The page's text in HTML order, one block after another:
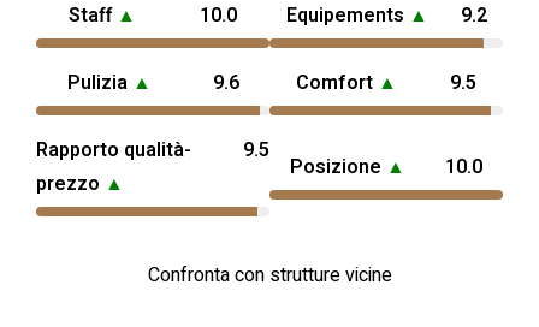
Staff ▲ 10.0 Equipements ▲ 9.2
Pulizia ▲ 9.6 Comfort ▲ 9.5
Rapporto qualità-
prezzo ▲
9.5
Posizione ▲ 10.0
Confronta con strutture vicine